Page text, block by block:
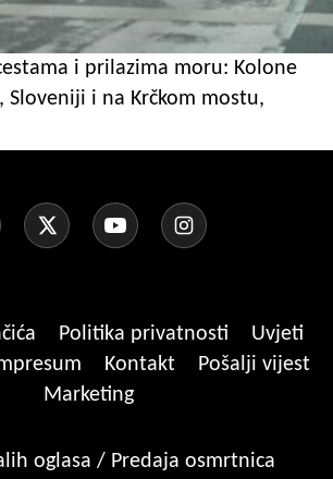
i prilazima moru: Kolone
Sloveniji i na Krčkom mostu,
Politika privatnosti
Uvjeti
Kontakt
Pošalji vijest
Marketing
oglasa / Predaja osmrtnica